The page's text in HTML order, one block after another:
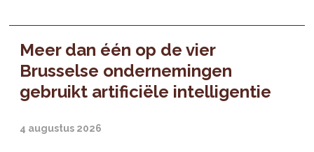
Meer dan één op de vier
Brusselse ondernemingen
gebruikt artificiële intelligentie
4 augustus 2026